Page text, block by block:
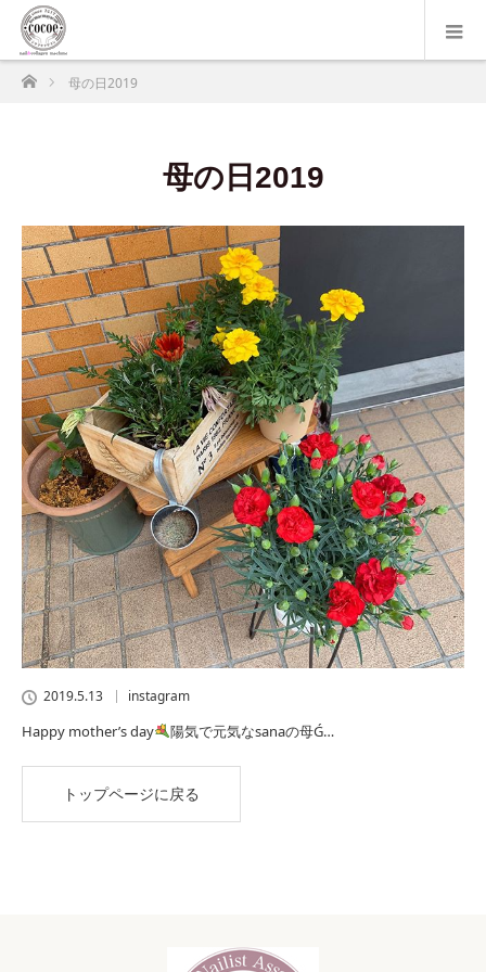
ホーム母の日2019
母の日2019
2019.5.13 instagram
Happy mother’s day 陽気で元気なsanaの母Ǵ…
トップページに戻る